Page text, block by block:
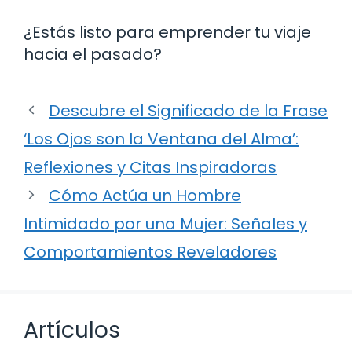
¿Estás listo para emprender tu viaje
hacia el pasado?
Descubre el Significado de la Frase
‘Los Ojos son la Ventana del Alma’:
Reflexiones y Citas Inspiradoras
Cómo Actúa un Hombre
Intimidado por una Mujer: Señales y
Comportamientos Reveladores
Artículos